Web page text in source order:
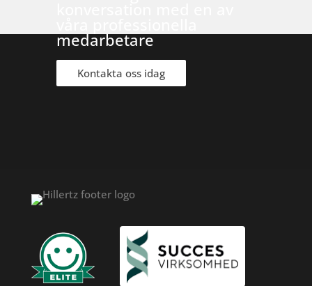
medarbetare
Kontakta oss idag